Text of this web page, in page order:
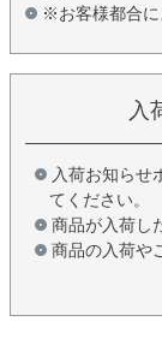
※お客様都合に
入
入荷お知らせ
てください。
商品が入荷し
商品の入荷や